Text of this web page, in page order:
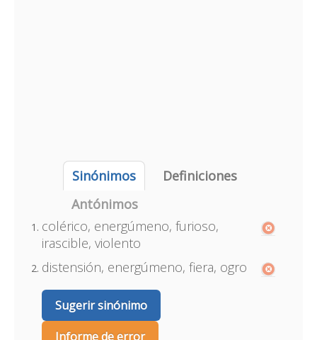
Sinónimos
Definiciones
Antónimos
colérico, energúmeno, furioso,
irascible, violento
distensión, energúmeno, fiera, ogro
Sugerir sinónimo
Informe de error